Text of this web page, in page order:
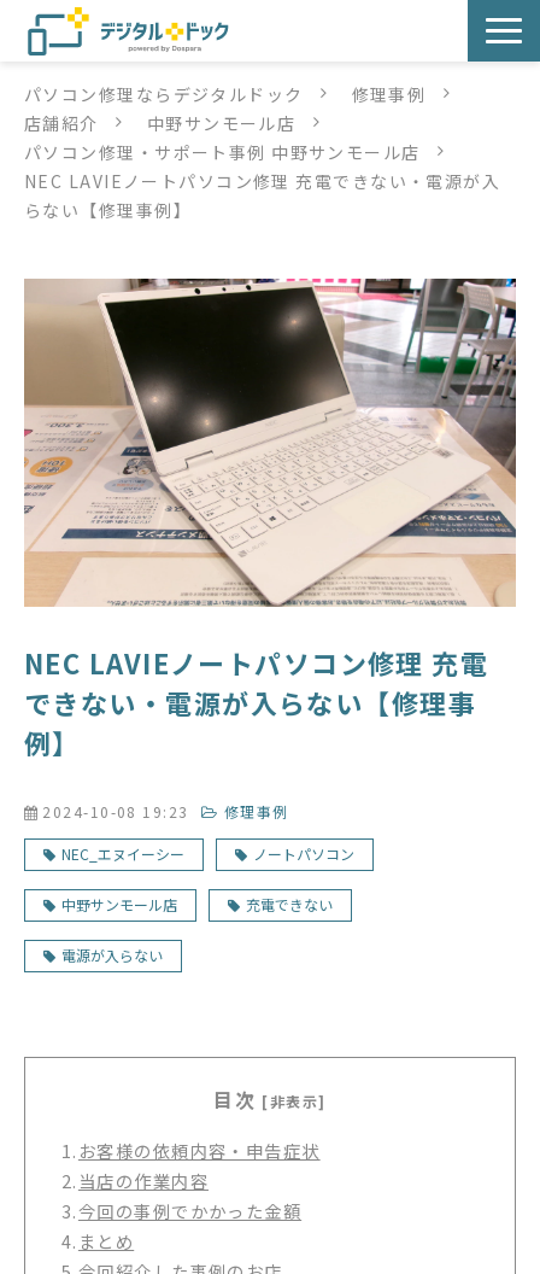
パソコン修理
サービス
デジタルドックブログ
パソコン修理ならデジタルドック
修理事例
店舗紹介
中野サンモール店
パソコン修理・サポート事例 中野サンモール店
NEC LAVIEノートパソコン修理 充電できない・電源が入
らない【修理事例】
NEC LAVIEノートパソコン修理 充電
できない・電源が入らない【修理事
例】
2024-10-08 19:23 修理事例
NEC_エヌイーシー ノートパソコン
中野サンモール店 充電できない
電源が入らない
目次 [非表示]
1. お客様の依頼内容・申告症状
2. 当店の作業内容
3.今回の事例でかかった金額
4. まとめ